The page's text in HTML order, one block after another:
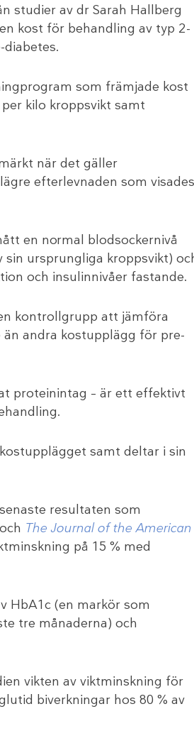
studier av dr Sarah Hallberg
kost för behandling av typ 2-
som främjade kost
kilo kroppsvikt samt
när det gäller
efterlevnaden som visades
en normal blodsockernivå
ursprungliga kroppsvikt)
och insulinnivåer fastande.
kontrollgrupp att jämföra
andra kostupplägg för pre-
proteinintag – är ett effektivt
samt deltar i sin
resultaten som
och The Journal of the American
på 15 % med
HbA1c (en markör som
tre månaderna) och
vikten av viktminskning för
biverkningar hos 80 % av